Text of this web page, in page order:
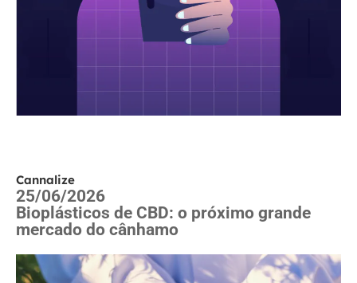
Cannalize
25/06/2026
Bioplásticos de CBD: o próximo grande
mercado do cânhamo